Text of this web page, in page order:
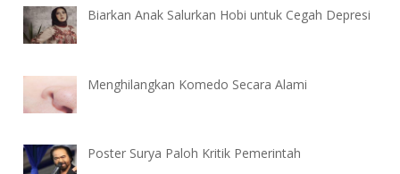
Biarkan Anak Salurkan Hobi untuk Cegah Depresi
Menghilangkan Komedo Secara Alami
Poster Surya Paloh Kritik Pemerintah